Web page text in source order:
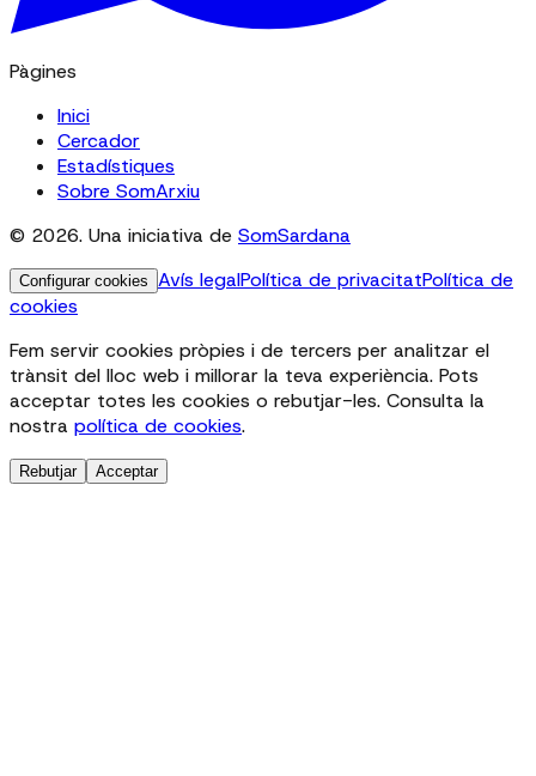
Pàgines
Inici
Cercador
Estadístiques
Sobre SomArxiu
© 2026. Una iniciativa de SomSardana
Configurar cookies Avís legalPolítica de privacitatPolítica de
cookies
Fem servir cookies pròpies i de tercers per analitzar el
trànsit del lloc web i millorar la teva experiència. Pots
acceptar totes les cookies o rebutjar-les. Consulta la
nostra política de cookies.
Rebutjar Acceptar